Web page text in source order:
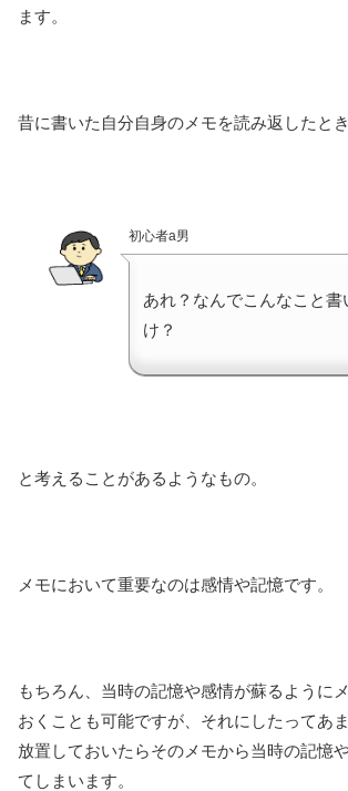
ます。
昔に書いた自分自身のメモを読み返したとき
初心者a男
あれ？なんでこんなこと書
け？
と考えることがあるようなもの。
メモにおいて重要なのは感情や記憶です。
もちろん、当時の記憶や感情が蘇るように
おくことも可能ですが、それにしたってあ
放置しておいたらそのメモから当時の記憶
てしまいます。